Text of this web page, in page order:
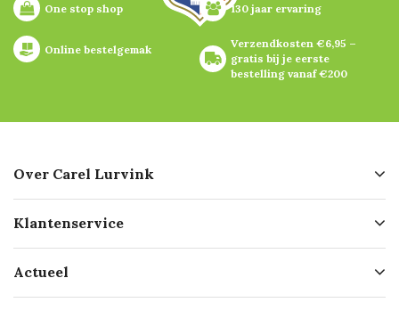
One stop shop 130 jaar ervaring
Online bestelgemak
Verzendkosten €6,95 –
gratis bij je eerste
bestelling vanaf €200
Over Carel Lurvink
Geschiedenis
Missie
Klantenservice
Bezorgen
Actueel